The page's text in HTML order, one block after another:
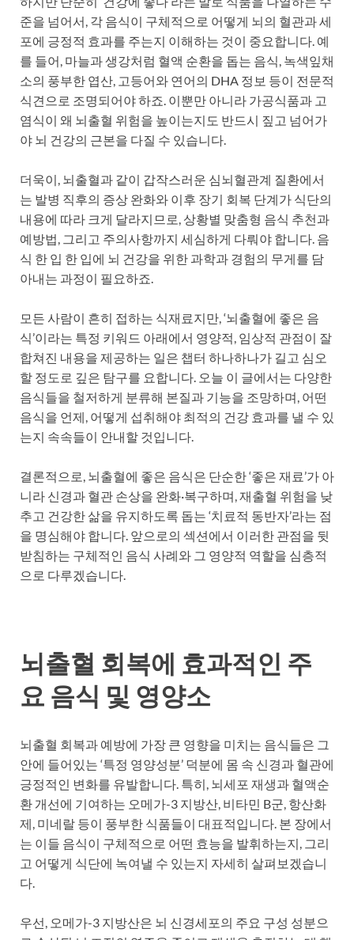
준을 넘어서, 각 음식이 구체적으로 어떻게 뇌의 혈관과 세
포에 긍정적 효과를 주는지 이해하는 것이 중요합니다. 예
를 들어, 마늘과 생강처럼 혈액 순환을 돕는 음식, 녹색잎채
소의 풍부한 엽산, 고등어와 연어의 DHA 정보 등이 전문적
식견으로 조명되어야 하죠. 이뿐만 아니라 가공식품과 고
염식이 왜 뇌출혈 위험을 높이는지도 반드시 짚고 넘어가
야 뇌 건강의 근본을 다질 수 있습니다.
더욱이, 뇌출혈과 같이 갑작스러운 심뇌혈관계 질환에서
는 발병 직후의 증상 완화와 이후 장기 회복 단계가 식단의
내용에 따라 크게 달라지므로, 상황별 맞춤형 음식 추천과
예방법, 그리고 주의사항까지 세심하게 다뤄야 합니다. 음
식 한 입 한 입에 뇌 건강을 위한 과학과 경험의 무게를 담
아내는 과정이 필요하죠.
모든 사람이 흔히 접하는 식재료지만, ‘뇌출혈에 좋은 음
식’이라는 특정 키워드 아래에서 영양적, 임상적 관점이 잘
합쳐진 내용을 제공하는 일은 챕터 하나하나가 길고 심오
할 정도로 깊은 탐구를 요합니다. 오늘 이 글에서는 다양한
음식들을 철저하게 분류해 본질과 기능을 조망하며, 어떤
음식을 언제, 어떻게 섭취해야 최적의 건강 효과를 낼 수 있
는지 속속들이 안내할 것입니다.
결론적으로, 뇌출혈에 좋은 음식은 단순한 ‘좋은 재료’가 아
니라 신경과 혈관 손상을 완화·복구하며, 재출혈 위험을 낮
추고 건강한 삶을 유지하도록 돕는 ‘치료적 동반자’라는 점
을 명심해야 합니다. 앞으로의 섹션에서 이러한 관점을 뒷
받침하는 구체적인 음식 사례와 그 영양적 역할을 심층적
으로 다루겠습니다.
뇌출혈 회복에 효과적인 주
요 음식 및 영양소
뇌출혈 회복과 예방에 가장 큰 영향을 미치는 음식들은 그
안에 들어있는 ‘특정 영양성분’ 덕분에 몸 속 신경과 혈관에
긍정적인 변화를 유발합니다. 특히, 뇌세포 재생과 혈액순
환 개선에 기여하는 오메가-3 지방산, 비타민 B군, 항산화
제, 미네랄 등이 풍부한 식품들이 대표적입니다. 본 장에서
는 이들 음식이 구체적으로 어떤 효능을 발휘하는지, 그리
고 어떻게 식단에 녹여낼 수 있는지 자세히 살펴보겠습니
다.
우선, 오메가-3 지방산은 뇌 신경세포의 주요 구성 성분으